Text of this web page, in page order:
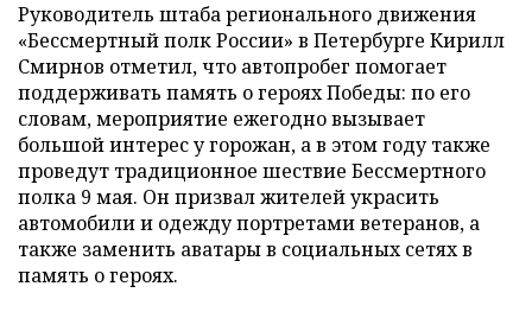
Руководитель штаба регионального движения
«Бессмертный полк России» в Петербурге Кирилл
Смирнов отметил, что автопробег помогает
поддерживать память о героях Победы: по его
словам, мероприятие ежегодно вызывает
большой интерес у горожан, а в этом году также
проведут традиционное шествие Бессмертного
полка 9 мая. Он призвал жителей украсить
автомобили и одежду портретами ветеранов, а
также заменить аватары в социальных сетях в
память о героях.